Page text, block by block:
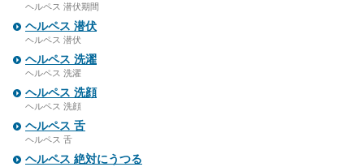
ヘルペス 潜伏期間
ヘルペス 潜伏
ヘルペス 潜伏
ヘルペス 洗濯
ヘルペス 洗濯
ヘルペス 洗顔
ヘルペス 洗顔
ヘルペス 舌
ヘルペス 舌
ヘルペス 絶対にうつる